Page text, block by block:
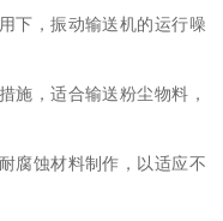
下，振动输送机的运行噪
施，适合输送粉尘物料，
腐蚀材料制作，以适应不